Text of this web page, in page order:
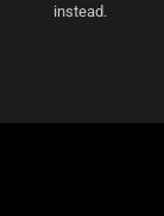
instead.